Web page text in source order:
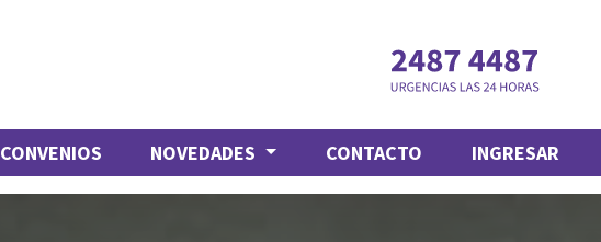
CONVENIOS NOVEDADES CONTACTO INGRESAR